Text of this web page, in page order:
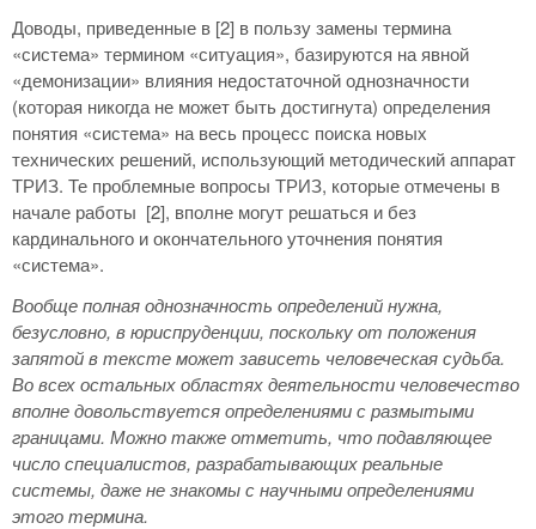
Доводы, приведенные в [2] в пользу замены термина
«система» термином «ситуация», базируются на явной
«демонизации» влияния недостаточной однозначности
(которая никогда не может быть достигнута) определения
понятия «система» на весь процесс поиска новых
технических решений, использующий методический аппарат
ТРИЗ. Те проблемные вопросы ТРИЗ, которые отмечены в
начале работы [2], вполне могут решаться и без
кардинального и окончательного уточнения понятия
«система».
Вообще полная однозначность определений нужна,
безусловно, в юриспруденции, поскольку от положения
запятой в тексте может зависеть человеческая судьба.
Во всех остальных областях деятельности человечество
вполне довольствуется определениями с размытыми
границами. Можно также отметить, что подавляющее
число специалистов, разрабатывающих реальные
системы, даже не знакомы с научными определениями
этого термина.